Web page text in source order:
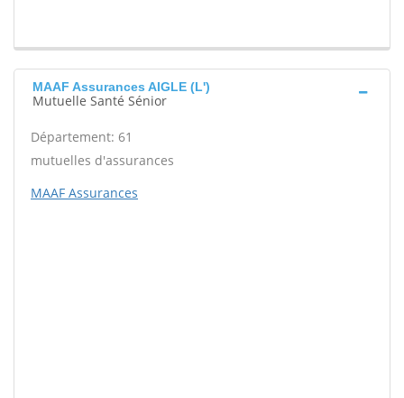
MAAF Assurances AIGLE (L')
Mutuelle Santé Sénior
Département: 61
mutuelles d'assurances
MAAF Assurances